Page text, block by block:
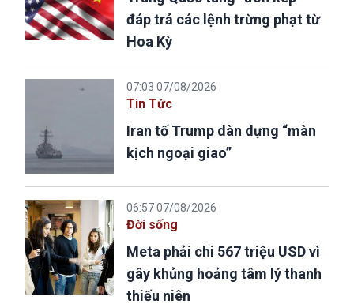
đáp trả các lệnh trừng phạt từ
Hoa Kỳ
07:03 07/08/2026
Tin Tức
Iran tố Trump dàn dựng “màn
kịch ngoại giao”
06:57 07/08/2026
Đời sống
Meta phải chi 567 triệu USD vì
gây khủng hoảng tâm lý thanh
thiếu niên